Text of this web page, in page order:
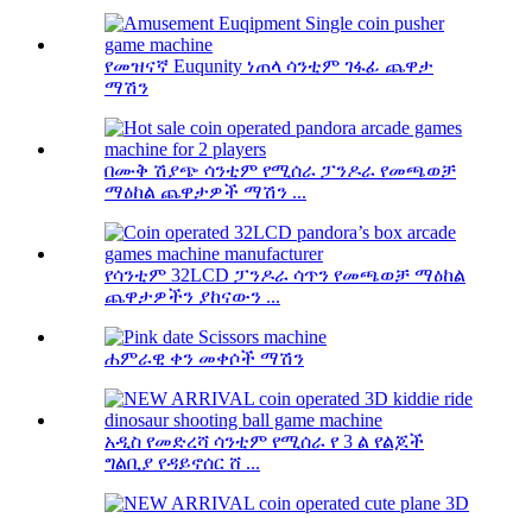
የመዝናኛ Euqunity ነጠላ ሳንቲም ገፋፊ ጨዋታ
ማሽን
በሙቅ ሽያጭ ሳንቲም የሚሰራ ፓንዶራ የመጫወቻ
ማዕከል ጨዋታዎች ማሽን ...
የሳንቲም 32LCD ፓንዶራ ሳጥን የመጫወቻ ማዕከል
ጨዋታዎችን ያከናውን ...
ሐምራዊ ቀን መቀሶች ማሽን
አዲስ የመድረሻ ሳንቲም የሚሰራ የ 3 ል የልጆች
ግልቢያ የዳይኖሰር ሸ ...